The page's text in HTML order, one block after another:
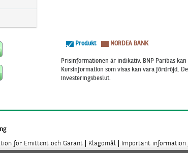
Produkt NORDEA BANK
Prisinformationen är indikativ. BNP Paribas
Kursinformation som visas kan vara fördröjd.
investeringsbeslut.
för Emittent och Garant Klagomål Important information